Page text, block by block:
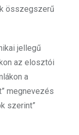
összegszerű
jellegű
az elosztói
a
megnevezés
szerint”